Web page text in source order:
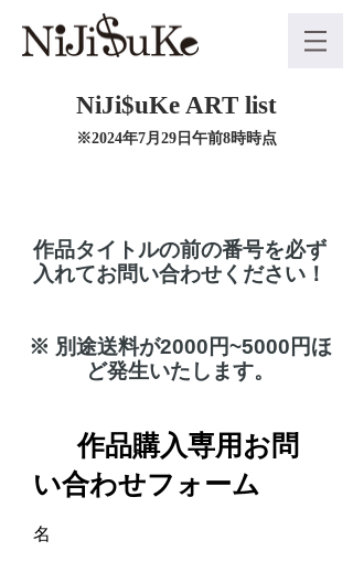
NiJi$uKe ART list
※2024年7月29日午前8時時点
​作品タイトルの前の番号を必ず
入れてお問い合わせください！
※ 別途送料が2000円~5000円ほ
ど発生いたします。
作品購入専用お問
い合わせフォーム
名